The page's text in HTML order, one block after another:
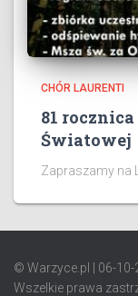
CHÓR LAURENTI
81
Światowej
Zapraszamy na
© Warzyce.pl | 06-
Wszelkie prawa